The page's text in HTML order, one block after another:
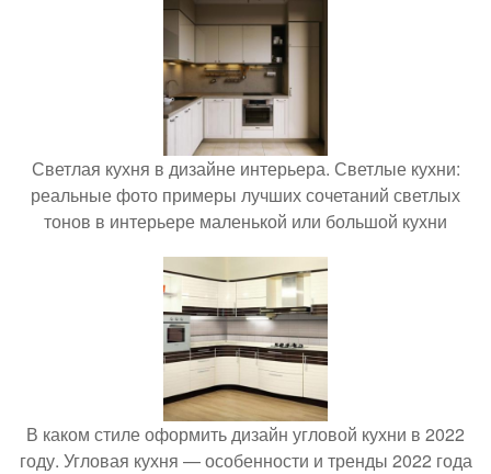
Светлая кухня в дизайне интерьера. Светлые кухни:
реальные фото примеры лучших сочетаний светлых
тонов в интерьере маленькой или большой кухни
В каком стиле оформить дизайн угловой кухни в 2022
году. Угловая кухня — особенности и тренды 2022 года